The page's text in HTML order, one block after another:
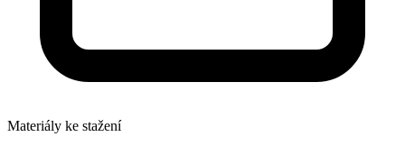
Materiály ke stažení